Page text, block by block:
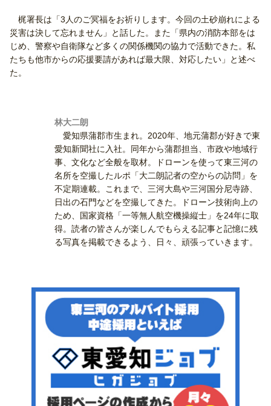
梶署長は「3人のご冥福をお祈りします。今回の土砂崩れによる
災害は決して忘れません」と話した。また「県内の消防本部をは
じめ、警察や自衛隊など多くの関係機関の協力で活動できた。私
たちも他市からの応援要請があれば最大限、対応したい」と述べ
た。
林大二朗
愛知県蒲郡市生まれ。2020年、地元蒲郡が好きで東
愛知新聞社に入社。同年から蒲郡担当、市政や地域行
事、文化など全般を取材。ドローンを使って東三河の
名所を空撮したルポ「大二朗記者の空からの訪問」を
不定期連載。これまで、三河大島や三河国分尼寺跡、
日出の石門などを空撮してきた。ドローン技術向上の
ため、国家資格「一等無人航空機操縦士」を24年に取
得。読者の皆さんが楽しんでもらえる記事と記憶に残
る写真を掲載できるよう、日々、頑張っていきます。